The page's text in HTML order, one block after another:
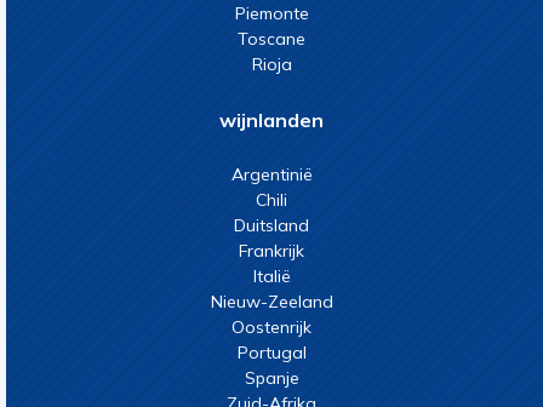
Piemonte
Toscane
Rioja
wijnlanden
Argentinië
Chili
Duitsland
Frankrijk
Italië
Nieuw-Zeeland
Oostenrijk
Portugal
Spanje